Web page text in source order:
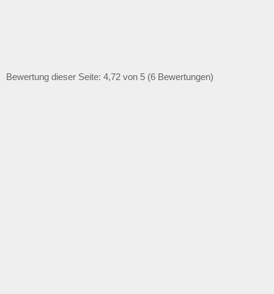
Bewertung dieser Seite: 4,72 von 5 (6 Bewertungen)